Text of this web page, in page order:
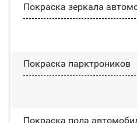
Покраска зеркала
Покраска парктроников
Покраска пола